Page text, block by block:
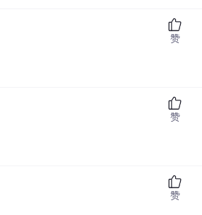
赞
赞
赞